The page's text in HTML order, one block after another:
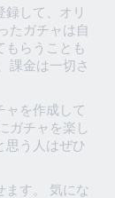
して、オリ
たガチャは自
もらうことも
課金は一切さ
ャを作成して
ガチャを楽し
思う人はぜひ
ます。 気にな